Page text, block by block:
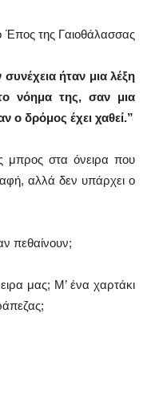
Έπος της Γαιοθάλασσας
ήταν μια λέξη
νόημα της, σαν μια
ο δρόμος έχει χαθεί.”
μπρος στα όνειρα που
αλλά δεν υπάρχει ο
πεθαίνουν;
μας; Μ’ ένα χαρτάκι